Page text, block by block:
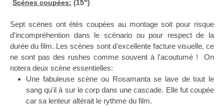
Scènes coupées: (15")
Sept scènes ont étés coupées au montage soit pour risque
d'incompréhention dans le scénario ou pour respect de la
durée du film. Les scènes sont d'excellente facture visuelle, ce
ne sont pas des rushes comme souvent à l'acoutumé ! On
notera deux scène essentielles:
Une fabuleuse scène ou Rosamanta se lave de tout le
sang qu'il à sur le corp dans une cascade. Elle fut coupée
car sa lenteur altérait le rythme du film.